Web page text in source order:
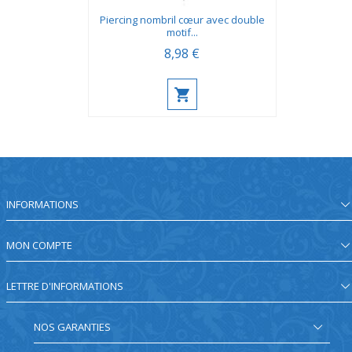
Piercing nombril cœur avec double
motif...
8,98 €
INFORMATIONS
MON COMPTE
LETTRE D'INFORMATIONS
NOS GARANTIES